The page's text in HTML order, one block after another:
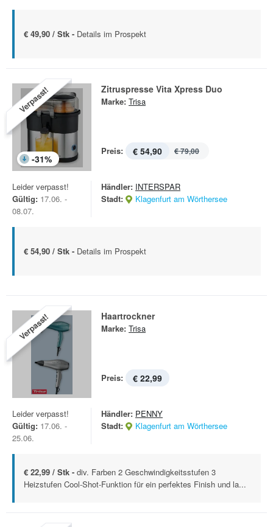
€ 49,90 / Stk - Details im Prospekt
Verpasst!
-31%
Zitruspresse Vita Xpress Duo
Marke: Trisa
Preis: € 54,90 € 79,00
Leider verpasst!
Gültig: 17.06. -
08.07.
Händler: INTERSPAR
Stadt:
Klagenfurt am Wörthersee
€ 54,90 / Stk - Details im Prospekt
Verpasst! Haartrockner
Marke: Trisa
Preis: € 22,99
Leider verpasst!
Gültig: 17.06. -
25.06.
Händler: PENNY
Stadt:
Klagenfurt am Wörthersee
€ 22,99 / Stk - div. Farben 2 Geschwindigkeitsstufen 3
Heizstufen Cool-Shot-Funktion für ein perfektes Finish und la...